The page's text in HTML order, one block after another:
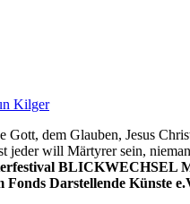
Kilger
dem Glauben, Jesus
jeder will Märtyrer sein,
BLICKWECHSEL
Darstellende Künste